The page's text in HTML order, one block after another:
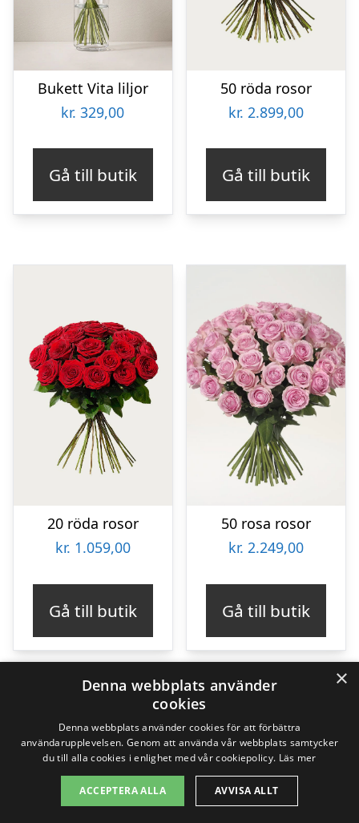
Bukett Vita liljor
kr. 329,00
Gå till butik
50 röda rosor
kr. 2.899,00
Gå till butik
20 röda rosor
kr. 1.059,00
Gå till butik
50 rosa rosor
kr. 2.249,00
Gå till butik
Produkter 191191
produkter
Copyright 2026 - Pilanto Aps
×
Denna webbplats använder
cookies
Denna webbplats använder cookies för att förbättra
användarupplevelsen. Genom att använda vår webbplats samtycker
du till alla cookies i enlighet med vår cookiepolicy. Läs mer
ACCEPTERA ALLA AVVISA ALLT